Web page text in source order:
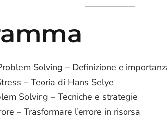
Solving – Definizione e
– Teoria di Hans Selye
Solving – Tecniche e strategie
– Trasformare l’errore in risorsa